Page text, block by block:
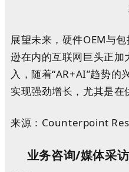
展望未来，硬件OEM与
逊在内的互联网巨头正加
入，随着“AR+AI”趋势的
实现强劲增长，尤其是在
来源：Counterpoint
业务咨询/媒体采访